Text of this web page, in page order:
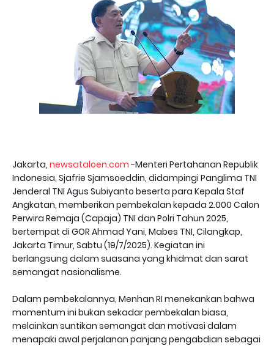
Jakarta, newsataloen.com -Menteri Pertahanan Republik
Indonesia, Sjafrie Sjamsoeddin, didampingi Panglima TNI
Jenderal TNI Agus Subiyanto beserta para Kepala Staf
Angkatan, memberikan pembekalan kepada 2.000 Calon
Perwira Remaja (Capaja) TNI dan Polri Tahun 2025,
bertempat di GOR Ahmad Yani, Mabes TNI, Cilangkap,
Jakarta Timur, Sabtu (19/7/2025). Kegiatan ini
berlangsung dalam suasana yang khidmat dan sarat
semangat nasionalisme.
Dalam pembekalannya, Menhan RI menekankan bahwa
momentum ini bukan sekadar pembekalan biasa,
melainkan suntikan semangat dan motivasi dalam
menapaki awal perjalanan panjang pengabdian sebagai